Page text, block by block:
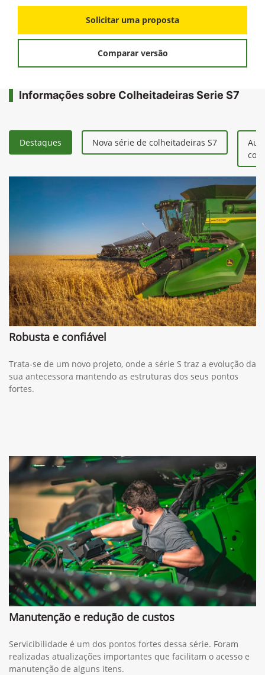
Solicitar uma proposta
Comparar versão
Informações sobre Colheitadeiras Serie S7
Destaques Nova série de colheitadeiras S7
Robusta e confiável
Trata-se de um novo projeto, onde a série S traz a evolução da
sua antecessora mantendo as estruturas dos seus pontos
fortes.
Manutenção e redução de custos
Servicibilidade é um dos pontos fortes dessa série. Foram
realizadas atualizações importantes que facilitam o acesso e
manutenção de alguns itens.